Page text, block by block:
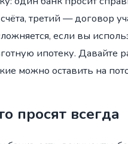
третий — договор
если вы
ипотеку. Давайте
можно оставить на
просят всегда